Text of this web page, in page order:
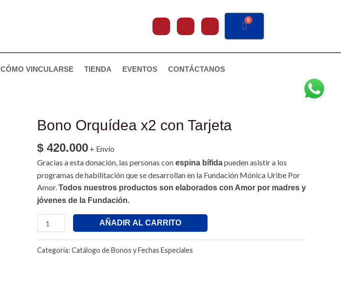
F
c
b
I
s
a
g
r
Y
u
u
b
e
0
CART
CÓMO VINCULARSE TIENDA EVENTOS CONTÁCTANOS
Bono Orquídea x2 con Tarjeta
$ 420.000 + Envío
Gracias a esta donación, las personas con espina bífidapueden asistir a los
programas de habilitación que se desarrollan en la Fundación Mónica Uribe Por
Amor. Todos nuestros productos son elaborados con Amor por madres y
jóvenes de la Fundación.
Bono
x2
con
cantidad
AÑADIR AL CARRITO
Categoría: Catálogo de Bonos y Fechas Especiales